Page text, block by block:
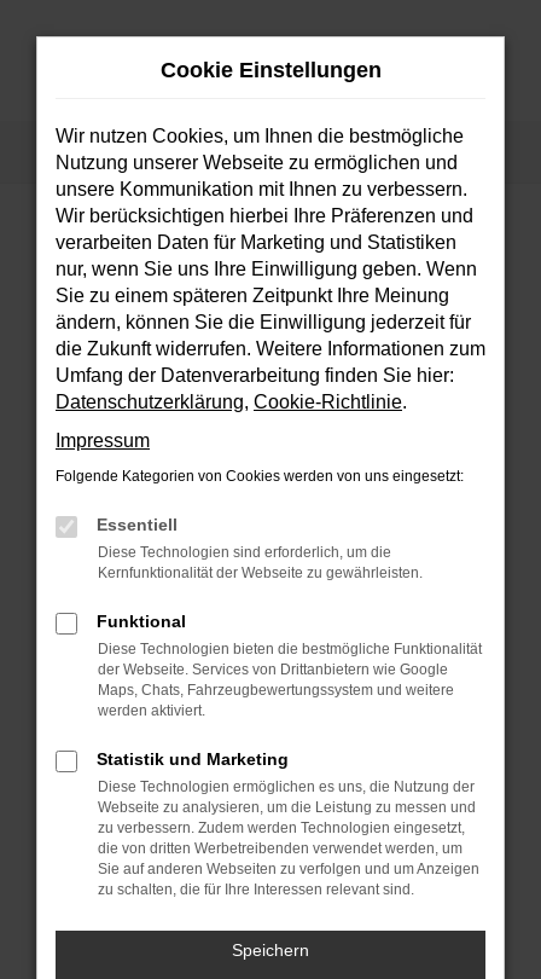
Zum
Startseite Fahrzeugsuche
FEHLER: NETWORK ERROR
Beim Laden ist ein Fehler aufgetreten.
Hier sind ein paar Tipps, die dir helfen können:
Überprüfe deine Firewall und deine
Internetverbindung.
Laden andere Webseiten, zum Beispiel
deine Suchmaschine?
Prüfe deine Browsererweiterungen.
Manche Erweiterungen, wie Werbeblocker,
können das Laden bestimmter Seiten
anderen Browser oder in einem privaten
Fenster?
Starte dein Gerät neu.
vorübergehende Probleme zu beheben.
Stelle sicher, dass dein Browser und dein
Betriebssystem auf dem neuesten Stand
sind.
Veraltete Software birgt nicht nur ein
führen, dass bestimmte Funktionen nicht
Cookie Einstellungen
Wir nutzen Cookies, um Ihnen die bestmögliche
Nutzung unserer Webseite zu ermöglichen und
unsere Kommunikation mit Ihnen zu verbessern.
Wir berücksichtigen hierbei Ihre Präferenzen und
verarbeiten Daten für Marketing und Statistiken
nur, wenn Sie uns Ihre Einwilligung geben. Wenn
Sie zu einem späteren Zeitpunkt Ihre Meinung
ändern, können Sie die Einwilligung jederzeit für
die Zukunft widerrufen. Weitere Informationen zum
Umfang der Datenverarbeitung finden Sie hier:
Datenschutzerklärung, Cookie-Richtlinie.
Impressum
Folgende Kategorien von Cookies werden von uns eingesetzt:
Essentiell
Diese Technologien sind erforderlich, um die
Kernfunktionalität der Webseite zu gewährleisten.
Funktional
Diese Technologien bieten die bestmögliche Funktionalität
der Webseite. Services von Drittanbietern wie Google
Maps, Chats, Fahrzeugbewertungssystem und weitere
werden aktiviert.
Statistik und Marketing
Diese Technologien ermöglichen es uns, die Nutzung der
Webseite zu analysieren, um die Leistung zu messen und
zu verbessern. Zudem werden Technologien eingesetzt,
die von dritten Werbetreibenden verwendet werden, um
Sie auf anderen Webseiten zu verfolgen und um Anzeigen
zu schalten, die für Ihre Interessen relevant sind.
Speichern